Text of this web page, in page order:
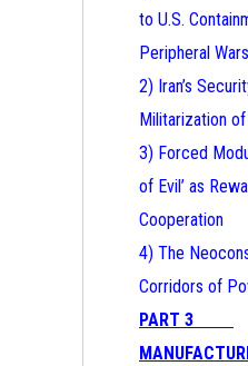
to U.S.
Peripheral Wars
2) Iran’s
Militarization
3) Forced
of Evil’ as
Cooperation
4) The
Corridors of
PART 3